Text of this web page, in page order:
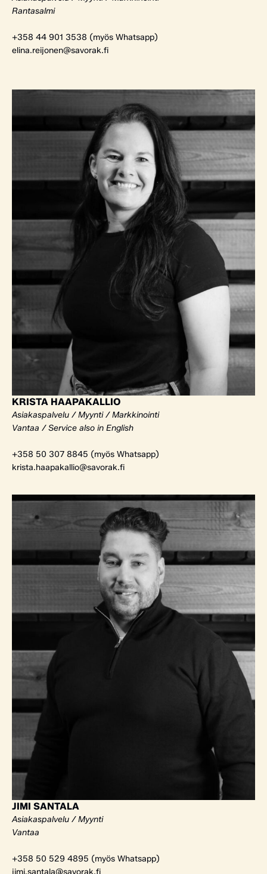
Rantasalmi
+358 44 901 3538 (myös Whatsapp)
elina.reijonen@savorak.fi
KRISTA HAAPAKALLIO
Asiakaspalvelu / Myynti / Markkinointi
Vantaa / Service also in English
+358 50 307 8845 (myös Whatsapp)
krista.haapakallio@savorak.fi
JIMI SANTALA
Asiakaspalvelu / Myynti
Vantaa
+358 50 529 4895 (myös Whatsapp)